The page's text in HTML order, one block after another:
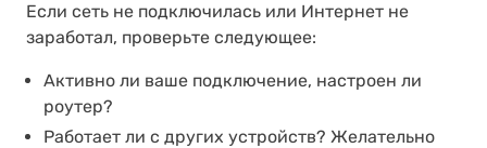
Если сеть не подключилась или Интернет не
заработал, проверьте следующее:
Активно ли ваше подключение, настроен ли
роутер?
Работает ли с других устройств? Желательно